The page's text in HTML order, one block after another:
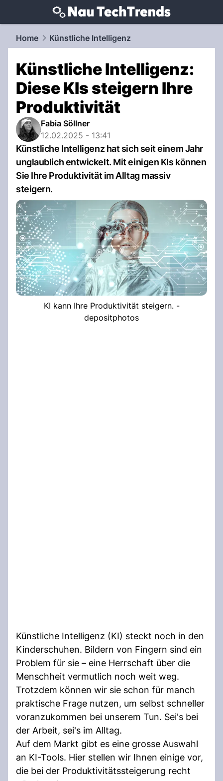
techtrends.NAU.ch
Home Künstliche Intelligenz
Künstliche Intelligenz:
Diese KIs steigern Ihre
Produktivität
Fabia Söllner
12.02.2025 - 13:41
Künstliche Intelligenz hat sich seit einem Jahr
unglaublich entwickelt. Mit einigen KIs können
Sie Ihre Produktivität im Alltag massiv
steigern.
KI kann Ihre Produktivität steigern. -
depositphotos
Künstliche Intelligenz (KI) steckt noch in den
Kinderschuhen. Bildern von Fingern sind ein
Problem für sie – eine Herrschaft über die
Menschheit vermutlich noch weit weg.
Trotzdem können wir sie schon für manch
praktische Frage nutzen, um selbst schneller
voranzukommen bei unserem Tun. Sei's bei
der Arbeit, sei's im Alltag.
Auf dem Markt gibt es eine grosse Auswahl
an KI-Tools. Hier stellen wir Ihnen einige vor,
die bei der Produktivitätssteigerung recht